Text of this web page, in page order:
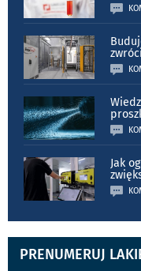
Jak
PRENUMERUJ